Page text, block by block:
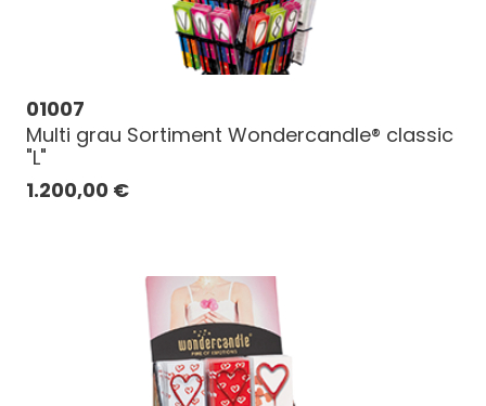
01007
Multi grau Sortiment Wondercandle® classic
"L"
1.200,00 €